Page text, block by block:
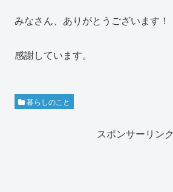
みなさん、ありがとうございます！
感謝しています。
暮らしのこと
スポンサーリンク